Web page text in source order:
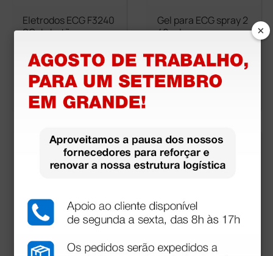
Eletrodos ECG F3240
SG de botão em espu
ólido
5,41 €6,37 €
(Preço sem IVA)
50 unidades
Gel para ECG spray 2
40 ml
3,89 €
(Preço sem IVA)
mais opções
×